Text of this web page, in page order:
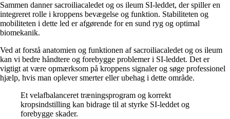
Sammen danner sacroiliacaledet og os ileum SI-leddet, der spiller en
integreret rolle i kroppens bevægelse og funktion. Stabiliteten og
mobiliteten i dette led er afgørende for en sund ryg og optimal
biomekanik.
Ved at forstå anatomien og funktionen af sacroiliacaledet og os ileum
kan vi bedre håndtere og forebygge problemer i SI-leddet. Det er
vigtigt at være opmærksom på kroppens signaler og søge professionel
hjælp, hvis man oplever smerter eller ubehag i dette område.
Et velafbalanceret træningsprogram og korrekt
kropsindstilling kan bidrage til at styrke SI-leddet og
forebygge skader.